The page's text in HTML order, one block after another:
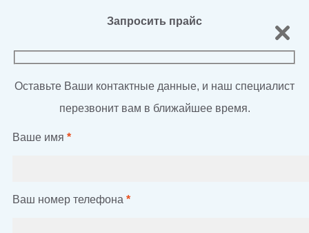
Запросить прайс
Оставьте Ваши контактные данные, и наш специалист
перезвонит вам в ближайшее время.
Ваше имя *
Ваш номер телефона *